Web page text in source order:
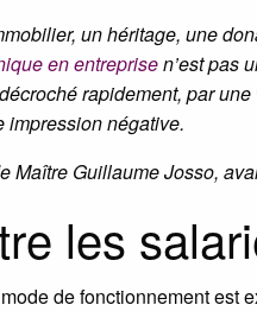
un héritage, une
en entreprisen’est pas
rapidement, par
impression négative.
Maître Guillaume Josso,
les
de fonctionnement est